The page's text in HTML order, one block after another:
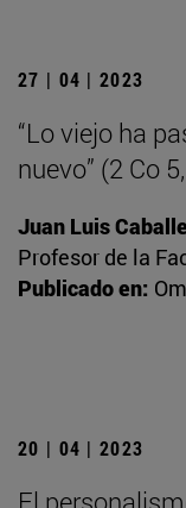
27 | 04 | 2023
“Lo viejo ha
nuevo” (2 Co
Juan Luis
Profesor de la
Publicado en:
20 | 04 | 2023